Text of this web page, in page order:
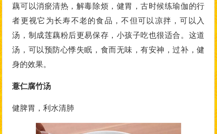
藕可以消瘀清热，解毒除烦，健胃，古时候练瑜伽的行
者更视它为长寿不老的食品，不但可以凉拌，可以入
汤，制成莲藕粉后更易保存，小孩子吃也很适合。这道
汤，可以预防心悸失眠，食而无味，有安神，过补，健
身的效果。
薏仁腐竹汤
健脾胃，利水清肺